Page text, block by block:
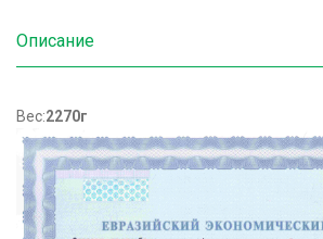
Описание
Вес:2270г